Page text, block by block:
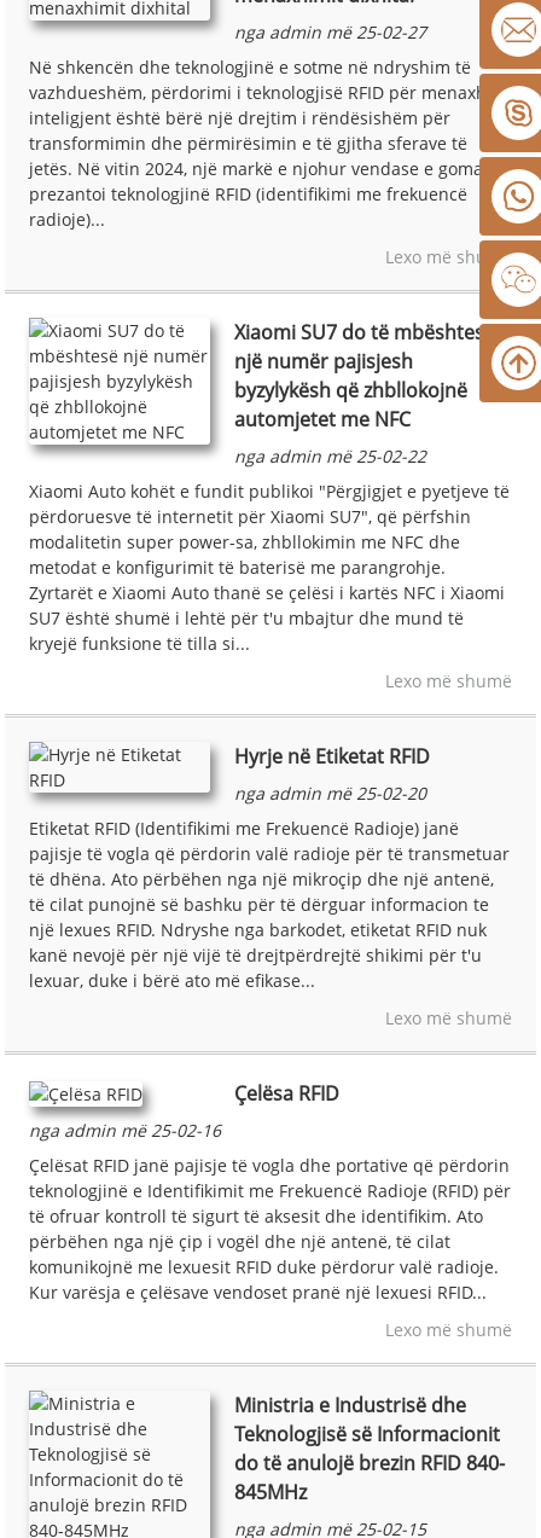
nga admin më 25-02-27
Në shkencën dhe teknologjinë e sotme në ndryshim të
vazhdueshëm, përdorimi i teknologjisë RFID për menaxhim
inteligjent është bërë një drejtim i rëndësishëm për
transformimin dhe përmirësimin e të gjitha sferave të
jetës. Në vitin 2024, një markë e njohur vendase e gomave
prezantoi teknologjinë RFID (identifikimi me frekuencë
radioje)...
Lexo më shumë
Xiaomi SU7 do të mbështesë
një numër pajisjesh
byzylykësh që zhbllokojnë
automjetet me NFC
nga admin më 25-02-22
Xiaomi Auto kohët e fundit publikoi "Përgjigjet e pyetjeve të
përdoruesve të internetit për Xiaomi SU7", që përfshin
modalitetin super power-sa, zhbllokimin me NFC dhe
metodat e konfigurimit të baterisë me parangrohje.
Zyrtarët e Xiaomi Auto thanë se çelësi i kartës NFC i Xiaomi
SU7 është shumë i lehtë për t'u mbajtur dhe mund të
kryejë funksione të tilla si...
Lexo më shumë
Hyrje në Etiketat RFID
nga admin më 25-02-20
Etiketat RFID (Identifikimi me Frekuencë Radioje) janë
pajisje të vogla që përdorin valë radioje për të transmetuar
të dhëna. Ato përbëhen nga një mikroçip dhe një antenë,
të cilat punojnë së bashku për të dërguar informacion te
një lexues RFID. Ndryshe nga barkodet, etiketat RFID nuk
kanë nevojë për një vijë të drejtpërdrejtë shikimi për t'u
lexuar, duke i bërë ato më efikase...
Lexo më shumë
Çelësa RFID
nga admin më 25-02-16
Çelësat RFID janë pajisje të vogla dhe portative që përdorin
teknologjinë e Identifikimit me Frekuencë Radioje (RFID) për
të ofruar kontroll të sigurt të aksesit dhe identifikim. Ato
përbëhen nga një çip i vogël dhe një antenë, të cilat
komunikojnë me lexuesit RFID duke përdorur valë radioje.
Kur varësja e çelësave vendoset pranë një lexuesi RFID...
Lexo më shumë
Ministria e Industrisë dhe
Teknologjisë së Informacionit
do të anulojë brezin RFID 840-
845MHz
nga admin më 25-02-15